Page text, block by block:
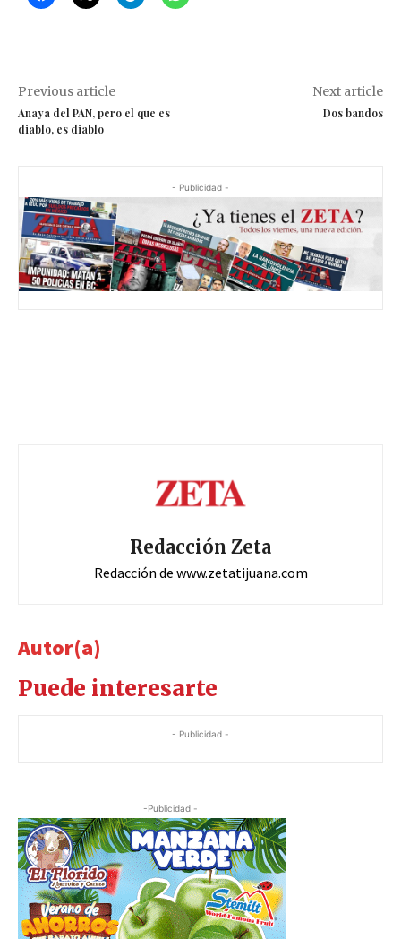
Previous article
Anaya del PAN, pero el que es
diablo, es diablo
Next article
Dos bandos
- Publicidad -
Redacción Zeta
Redacción de www.zetatijuana.com
Autor(a)
Puede interesarte
- Publicidad -
-Publicidad -